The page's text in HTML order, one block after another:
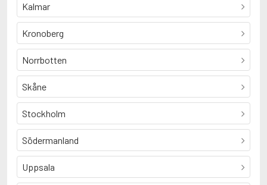
Kalmar
Kronoberg
Norrbotten
Skåne
Stockholm
Södermanland
Uppsala